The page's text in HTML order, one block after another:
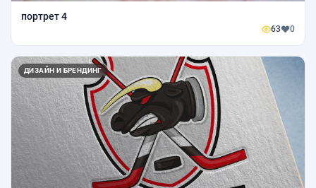
портрет 4
63 0
ДИЗАЙН И БРЕНДИНГ